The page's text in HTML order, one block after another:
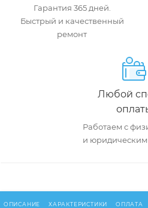
Гарантия 365 дней.
Быстрый и качественный
ремонт
Любой
Работаем с
и
ОПИСАНИЕ ХАРАКТЕРИСТИКИ ОПЛАТА